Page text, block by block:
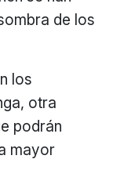
de los
los
otra
podrán
mayor